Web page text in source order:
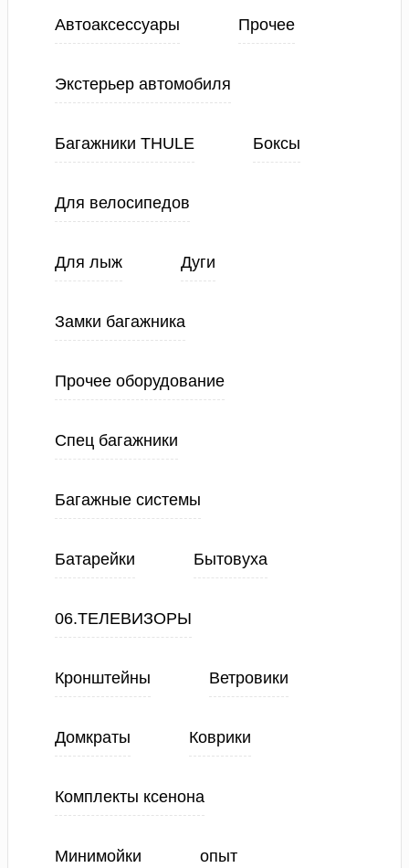
Автоаксессуары Прочее
Экстерьер автомобиля
Багажники THULE Боксы
Для велосипедов
Для лыж Дуги
Замки багажника
Прочее оборудование
Спец багажники
Багажные системы
Батарейки Бытовуха
06.ТЕЛЕВИЗОРЫ
Кронштейны Ветровики
Домкраты Коврики
Комплекты ксенона
Минимойки опыт